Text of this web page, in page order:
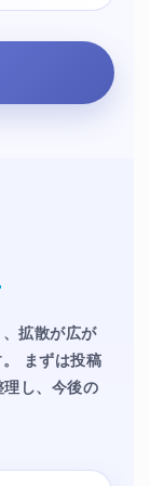
拡散が広が
まずは投稿
し、今後の